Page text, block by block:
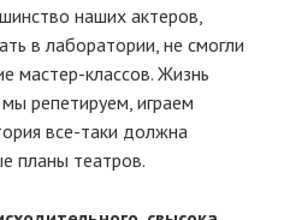
наших актеров,
в лаборатории, не смогли
мастер-классов. Жизнь
репетируем, играем
все-таки должна
планы театров.